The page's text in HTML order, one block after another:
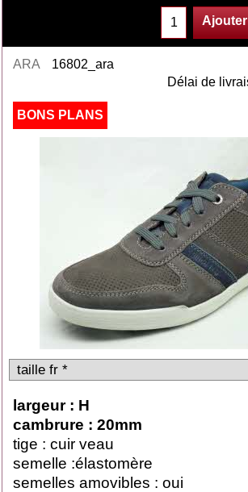
ARA
16802_ara
Délai de
BONS PLANS
largeur : H
cambrure : 20mm
tige : cuir veau
semelle :élastomère
semelles amovibles : oui